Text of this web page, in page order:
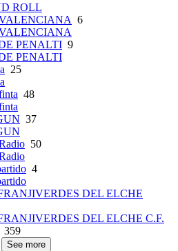
ROLL
6
PENALTI 9
PENALTI
25
48
37
50
4
DEL ELCHE
DEL ELCHE C.F.
359
See more